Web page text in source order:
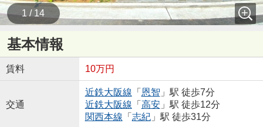
1 / 14
基本情報
賃料 10万円
交通
近鉄大阪線 「 恩智 」駅 徒歩7分
近鉄大阪線 「 高安」駅 徒歩12分
関西本線 「 志紀」駅 徒歩31分